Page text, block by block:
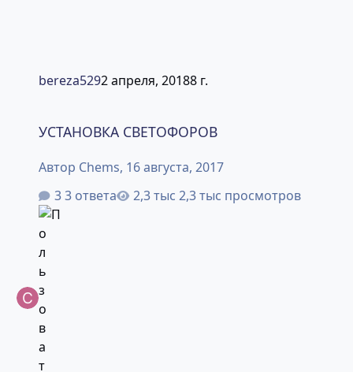
bereza5292 апреля, 20188 г.
УСТАНОВКА СВЕТОФОРОВ
Автор Chems, 16 августа, 2017
3 ответа
2,3 тыс просмотров